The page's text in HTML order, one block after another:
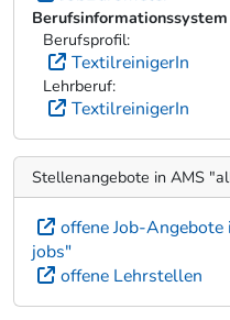
Berufsinformationssystem
Berufsprofil:
TextilreinigerIn
Lehrberuf:
TextilreinigerIn
Stellenangebote in AMS
offene Job-
jobs"
offene Lehrstellen